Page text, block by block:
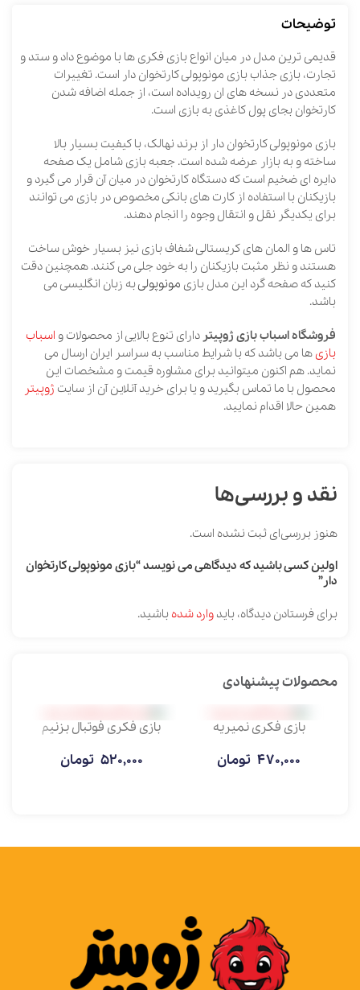
توضیحات
قدیمی ترین مدل در میان انواع بازی فکری ها با موضوع داد و ستد و
تجارت، بازی جذاب بازی مونوپولی کارتخوان دار است. تغییرات
متعددی در نسخه های ان رویداده است، از جمله اضافه شدن
کارتخوان بجای پول کاغذی به بازی است.
بازی مونوپولی کارتخوان دار از برند نهالک، با کیفیت بسیار بالا
ساخته و به بازار عرضه شده است. جعبه بازی شامل یک صفحه
دایره ای ضخیم است که دستگاه کارتخوان در میان آن قرار می گیرد و
بازیکنان با استفاده از کارت های بانکی مخصوص در بازی می توانند
برای یکدیگر نقل و انتقال وجوه را انجام دهند.
تاس ها و المان های کریستالی شفاف بازی نیز بسیار خوش ساخت
هستند و نظر مثبت بازیکنان را به خود جلی می کنند. همچنین دقت
کنید که صفحه گرد این مدل بازی مونوپولیبه زبان انگلیسی می
باشد.
فروشگاه اسباب بازی ژوپیتر دارای تنوع بالایی از محصولات و اسباب
بازیها می باشد که با شرایط مناسب به سراسر ایران ارسال می
نماید. هم اکنون میتوانید برای مشاوره قیمت و مشخصات این
محصول با ما تماس بگیرید و یا برای خرید آنلاین آن از سایت ژوپیتر
همین حالا اقدام نمایید.
نقد و بررسی‌ها
هنوز بررسی‌ای ثبت نشده است.
اولین کسی باشید که دیدگاهی می نویسد “بازی مونوپولی کارتخوان
دار”
برای فرستادن دیدگاه، باید وارد شده باشید.
محصولات پیشنهادی
بازی فکری نمیریه
470,000 تومان
بازی فکری فوتبال بزنیم
520,000 تومان